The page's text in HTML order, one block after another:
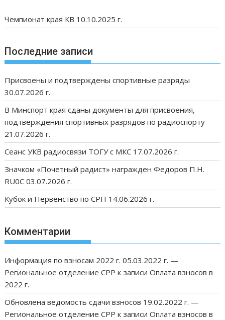
Чемпионат края КВ 10.10.2025 г.
Последние записи
Присвоены и подтверждены спортивные разряды
30.07.2026 г.
В Минспорт края сданы документы для присвоения,
подтверждения спортивных разрядов по радиоспорту
21.07.2026 г.
Сеанс УКВ радиосвязи ТОГУ с МКС 17.07.2026 г.
Значком «Почетный радист» награжден Федоров П.Н.
RU0C 03.07.2026 г.
Кубок и Первенство по СРП 14.06.2026 г.
Комментарии
Информация по взносам 2022 г. 05.03.2022 г. —
Региональное отделение СРР к записиОплата взносов в
2022 г.
Обновлена ведомость сдачи взносов 19.02.2022 г. —
Региональное отделение СРР к записиОплата взносов в